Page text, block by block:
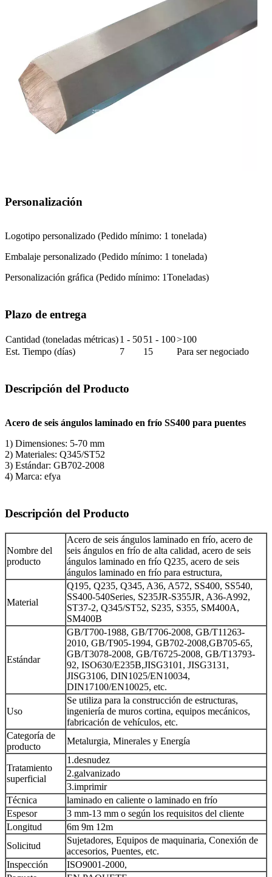
Personalización
Logotipo personalizado (Pedido mínimo: 1 tonelada)
Embalaje personalizado (Pedido mínimo: 1 tonelada)
Personalización gráfica (Pedido mínimo: 1Toneladas)
Plazo de entrega
Cantidad (toneladas métricas)1 - 5051 - 100>100
Est. Tiempo (días)
7 15 Para ser negociado
Descripción del Producto
Acero de seis ángulos laminado en frío SS400 para puentes
1) Dimensiones: 5-70 mm
2) Materiales: Q345/ST52
3) Estándar: GB702-2008
4) Marca: efya
Descripción del Producto
Nombre del
producto
Acero de seis ángulos laminado en frío, acero de
seis ángulos en frío de alta calidad, acero de seis
ángulos laminado en frío Q235, acero de seis
ángulos laminado en frío para estructura,
Material
Q195, Q235, Q345, A36, A572, SS400, SS540,
SS400-540Series, S235JR-S355JR, A36-A992,
ST37-2, Q345/ST52, S235, S355, SM400A,
SM400B
Estándar
GB/T700-1988, GB/T706-2008, GB/T11263-
2010, GB/T905-1994, GB702-2008,GB705-65,
GB/T3078-2008, GB/T6725-2008, GB/T13793-
92, ISO630/E235B,JISG3101, JISG3131,
JISG3106, DIN1025/EN10034,
DIN17100/EN10025, etc.
Uso
Se utiliza para la construcción de estructuras,
ingeniería de muros cortina, equipos mecánicos,
fabricación de vehículos, etc.
Categoría de
producto
Metalurgia, Minerales y Energía
Tratamiento
superficial
1.desnudez
2.galvanizado
3.imprimir
Técnica
laminado en caliente o laminado en frío
Espesor
3 mm-13 mm o según los requisitos del cliente
Longitud
6m 9m 12m
Solicitud
Sujetadores, Equipos de maquinaria, Conexión de
accesorios, Puentes, etc.
Inspección
ISO9001-2000,